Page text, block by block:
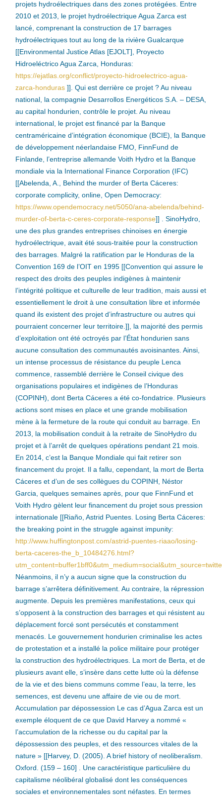
projets hydroélectriques dans des zones protégées. Entre
2010 et 2013, le projet hydroélectrique Agua Zarca est
lancé, comprenant la construction de 17 barrages
hydroélectriques tout au long de la rivière Gualcarque
[[Environmental Justice Atlas [EJOLT], Proyecto
Hidroeléctrico Agua Zarca, Honduras:
https://ejatlas.org/conflict/proyecto-hidroelectrico-agua-
zarca-honduras]]. Qui est derrière ce projet ? Au niveau
national, la compagnie Desarrollos Energéticos S.A. – DESA,
au capital hondurien, contrôle le projet. Au niveau
international, le projet est financé par la Banque
centraméricaine d’intégration économique (BCIE), la Banque
de développement néerlandaise FMO, FinnFund de
Finlande, l’entreprise allemande Voith Hydro et la Banque
mondiale via la International Finance Corporation (IFC)
[[Abelenda, A., Behind the murder of Berta Cáceres:
corporate complicity, online, Open Democracy:
https://www.opendemocracy.net/5050/ana-abelenda/behind-
murder-of-berta-c-ceres-corporate-response]] . SinoHydro,
une des plus grandes entreprises chinoises en énergie
hydroélectrique, avait été sous-traitée pour la construction
des barrages. Malgré la ratification par le Honduras de la
Convention 169 de l’OIT en 1995 [[Convention qui assure le
respect des droits des peuples indigènes à maintenir
l’intégrité politique et culturelle de leur tradition, mais aussi et
essentiellement le droit à une consultation libre et informée
quand ils existent des projet d’infrastructure ou autres qui
pourraient concerner leur territoire.]], la majorité des permis
d’exploitation ont été octroyés par l’État hondurien sans
aucune consultation des communautés avoisinantes. Ainsi,
un intense processus de résistance du peuple Lenca
commence, rassemblé derrière le Conseil civique des
organisations populaires et indigènes de l’Honduras
(COPINH), dont Berta Cáceres a été co-fondatrice. Plusieurs
actions sont mises en place et une grande mobilisation
mène à la fermeture de la route qui conduit au barrage. En
2013, la mobilisation conduit à la retraite de SinoHydro du
projet et à l’arrêt de quelques opérations pendant 21 mois.
En 2014, c’est la Banque Mondiale qui fait retirer son
financement du projet. Il a fallu, cependant, la mort de Berta
Cáceres et d’un de ses collègues du COPINH, Néstor
Garcia, quelques semaines après, pour que FinnFund et
Voith Hydro gèlent leur financement du projet sous pression
internationale [[Riaño, Astrid Puentes. Losing Berta Cáceres:
the breaking point in the struggle against impunity:
http://www.huffingtonpost.com/astrid-puentes-riaao/losing-
berta-caceres-the_b_10484276.html?
Néanmoins, il n’y a aucun signe que la construction du
barrage s’arrêtera définitivement. Au contraire, la répression
augmente. Depuis les premières manifestations, ceux qui
s’opposent à la construction des barrages et qui résistent au
déplacement forcé sont persécutés et constamment
menacés. Le gouvernement hondurien criminalise les actes
de protestation et a installé la police militaire pour protéger
la construction des hydroélectriques. La mort de Berta, et de
plusieurs avant elle, s’insère dans cette lutte où la défense
de la vie et des biens communs comme l’eau, la terre, les
semences, est devenu une affaire de vie ou de mort.
Accumulation par dépossession Le cas d’Agua Zarca est un
exemple éloquent de ce que David Harvey a nommé «
l’accumulation de la richesse ou du capital par la
dépossession des peuples, et des ressources vitales de la
nature » [[Harvey, D. (2005). A brief history of neoliberalism.
Oxford. (159 – 160] . Une caractéristique particulière du
capitalisme néolibéral globalisé dont les conséquences
sociales et environnementales sont néfastes. En termes